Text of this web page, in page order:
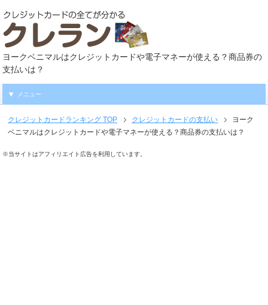
ヨークベニマルはクレジットカードや電子マネーが使える？商品券の
支払いは？
メニュー
クレジットカードランキング TOP クレジットカードの支払い
ヨーク
ベニマルはクレジットカードや電子マネーが使える？商品券の支払いは？
※当サイトはアフィリエイト広告を利用しています。